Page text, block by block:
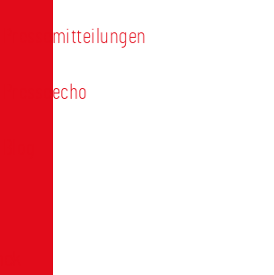
Pressemitteilungen
Presseecho